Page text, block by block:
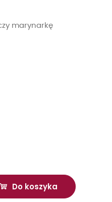
marynarkę
Do koszyka